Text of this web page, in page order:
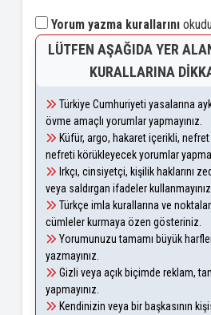
Yorum yazma kurallarını
LÜTFEN AŞAĞIDA YER
KURALLARINA
Türkiye Cumhuriyeti yasalarına
övme amaçlı yorumlar yapmayınız.
Küfür, argo, hakaret içerikli, nefret
nefreti körükleyecek yorumlar
Irkçı, cinsiyetçi, kişilik haklarını
veya saldırgan ifadeler kullanmayınız.
Türkçe imla kurallarına ve
cümleler kurmaya özen gösteriniz.
Yorumunuzu tamamı büyük
yazmayınız.
Gizli veya açık biçimde reklam,
yapmayınız.
Kendinizin veya bir başkasının